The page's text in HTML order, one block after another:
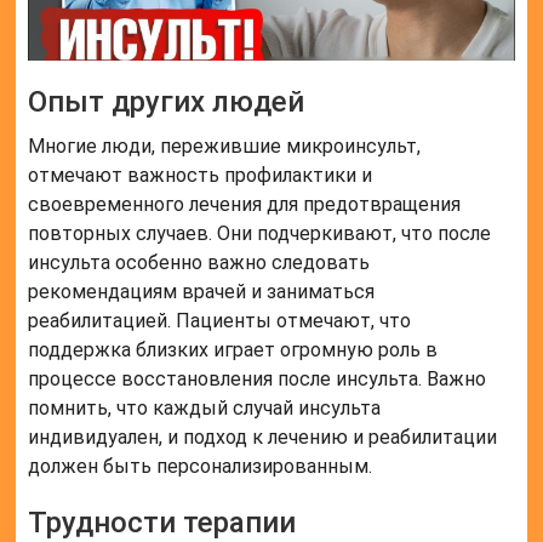
Опыт других людей
Многие люди, пережившие микроинсульт,
отмечают важность профилактики и
своевременного лечения для предотвращения
повторных случаев. Они подчеркивают, что после
инсульта особенно важно следовать
рекомендациям врачей и заниматься
реабилитацией. Пациенты отмечают, что
поддержка близких играет огромную роль в
процессе восстановления после инсульта. Важно
помнить, что каждый случай инсульта
индивидуален, и подход к лечению и реабилитации
должен быть персонализированным.
Трудности терапии